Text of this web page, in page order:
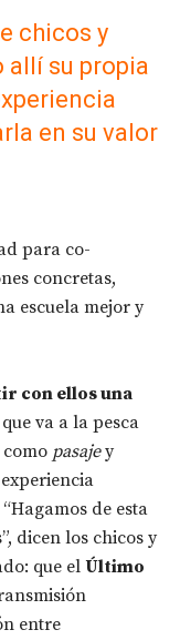
chicos y
allí su propia
en su valor
para co-
concretas,
escuela mejor y
con ellos una
que va a la pesca
pasajey
de esta
dicen los chicos y
que el Último
entre